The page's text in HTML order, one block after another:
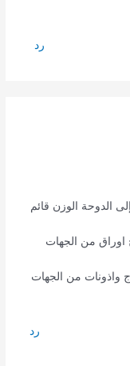
رد
الدوحة الوزن قائم
اوراق من الجهات
واذونات من الجهات
رد